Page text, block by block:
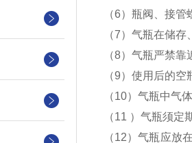
（6）瓶阀、接
（7）气瓶在储
（8）气瓶严禁
（9）使用后的
（10）气瓶中气
（11 ）气瓶须
（12）气瓶应放